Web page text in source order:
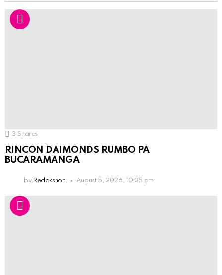
3 Shares
RINCON DAIMONDS RUMBO PA
BUCARAMANGA
by Redakshon August 5, 2026, 10:35 pm